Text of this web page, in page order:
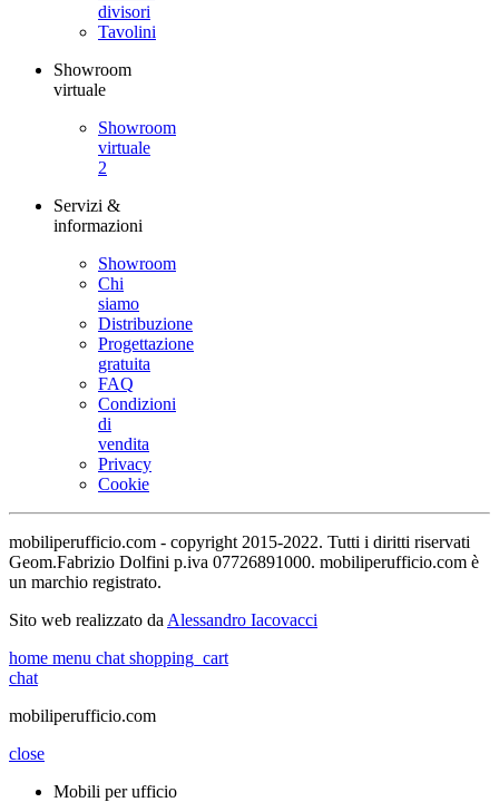
divisori
Tavolini
Showroom
virtuale
Showroom
virtuale
2
Servizi &
informazioni
Showroom
Chi
siamo
Distribuzione
Progettazione
gratuita
FAQ
Condizioni
di
vendita
Privacy
Cookie
mobiliperufficio.com - copyright 2015-2022. Tutti i diritti riservati
Geom.Fabrizio Dolfini p.iva 07726891000. mobiliperufficio.com è
un marchio registrato.
Sito web realizzato da Alessandro Iacovacci
home menu chat shopping_cart
chat
mobiliperufficio.com
close
Mobili per ufficio